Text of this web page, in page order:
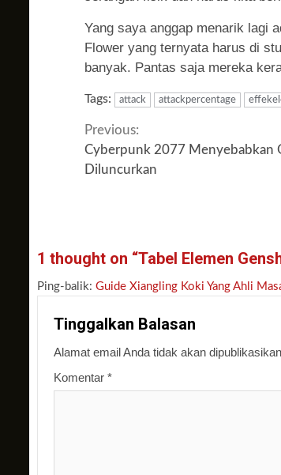
Yang saya anggap menarik lagi
Flower yang ternyata harus di
banyak. Pantas saja mereka
Tags: attack attackpercentage
Continue
Reading
Previous:
Cyberpunk 2077 Menyebabkan
Diluncurkan
1 thought on “Tabel Elemen
Ping-balik: Guide Xiangling Koki Yang Ahli
Tinggalkan Balasan
Alamat email Anda tidak akan
Komentar *